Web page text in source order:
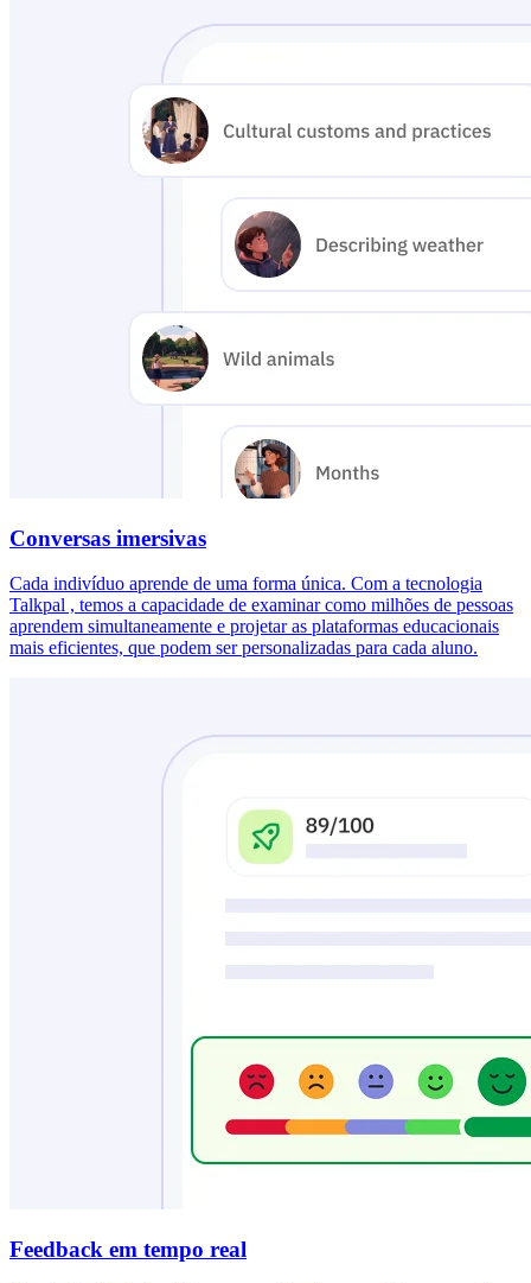
Conversas imersivas
Cada indivíduo aprende de uma forma única. Com a tecnologia
Talkpal , temos a capacidade de examinar como milhões de pessoas
aprendem simultaneamente e projetar as plataformas educacionais
mais eficientes, que podem ser personalizadas para cada aluno.
Feedback em tempo real